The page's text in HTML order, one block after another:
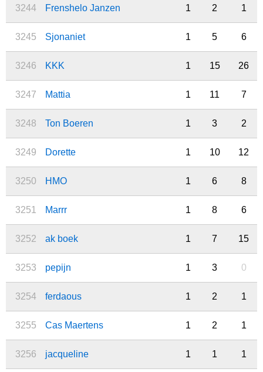
3244 Frenshelo Janzen 1 2 1
3245 Sjonaniet 1 5 6
3246 KKK 1 15 26
3247 Mattia 1 11 7
3248 Ton Boeren 1 3 2
3249 Dorette 1 10 12
3250 HMO 1 6 8
3251 Marrr 1 8 6
3252 ak boek 1 7 15
3253 pepijn 1 3 0
3254 ferdaous 1 2 1
3255 Cas Maertens 1 2 1
3256 jacqueline 1 1 1